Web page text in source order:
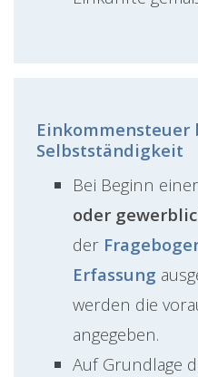
Einkommensteuer
Selbstständigkeit
Bei Beginn einer
oder
der
Erfassung
werden die
angegeben.
Auf Grundlage